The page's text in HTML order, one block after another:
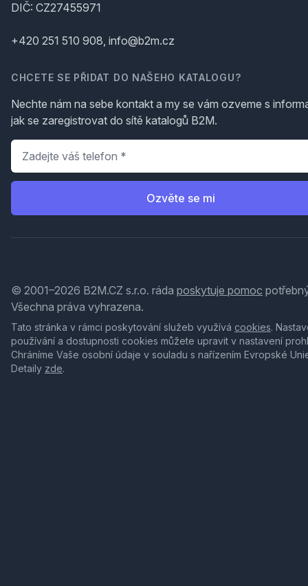
DIČ: CZ27455971
+420 251 510 908, info@b2m.cz
CHCETE SE PŘIDAT DO NAŠEHO KATALOGU?
Nechte nám na sebe kontakt a my se vám ozveme s
jak se zaregistrovat do sítě katalogů B2M.
Telefon
Ozvěte se mi
© 2001–2026 B2M.CZ s.r.o. ráda poskytuje pomoc
Všechna práva vyhrazena.
Tato stránka v rámci poskytování služeb využívá cookies.
používání a dostupnosti cookies můžete upravit v nastavení
Chráníme Vaše osobní údaje v souladu s nařízením Evropské
Detaily zde.